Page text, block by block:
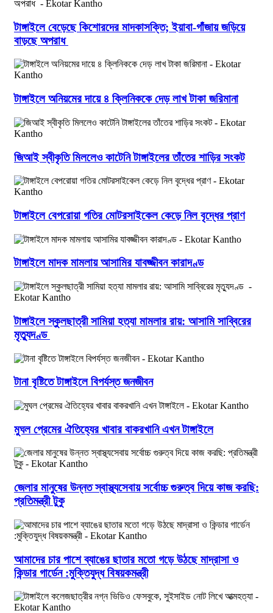
টাঙ্গাইলে বেড়েছে কিশোরদের মাদকাসক্তি; ইয়াবা-গাঁজায় জড়িয়ে
বাড়ছে অপরাধ
টাঙ্গাইলে অনিয়মের দায়ে ৪ ক্লিনিককে দেড় লাখ টাকা জরিমানা
জিআই স্বীকৃতি মিললেও কাটেনি টাঙ্গাইলের তাঁতের শাড়ির সংকট
টাঙ্গাইলে বেপরোয়া গতির মোটরসাইকেল কেড়ে নিল বৃদ্ধের প্রাণ
টাঙ্গাইলে মাদক মামলায় আসামির যাবজ্জীবন কারাদণ্ড
টাঙ্গাইলে স্কুলছাত্রী সামিয়া হত্যা মামলার রায়: আসামি সাব্বিরের
মৃত্যুদণ্ড
টানা বৃষ্টিতে টাঙ্গাইলে বিপর্যস্ত জনজীবন
মুঘল প্রেমের ঐতিহ্যের খাবার বাকরখানি এখন টাঙ্গাইলে
জেলার মানুষের উন্নত স্বাস্থ্যসেবায় সর্বোচ্চ গুরুত্ব দিয়ে কাজ করছি:
প্রতিমন্ত্রী টুকু
আমাদের চার পাশে ব্যাঙের ছাতার মতো গড়ে উঠছে মাদ্রাসা ও
কিন্ডার গার্ডেন :মুক্তিযুদ্ধ বিষয়কমন্ত্রী